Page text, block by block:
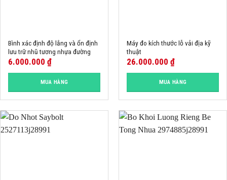
Bình xác định độ lắng và ổn định
lưu trữ nhũ tương nhựa đường
6.000.000 ₫
MUA HÀNG
Máy đo kích thước lỗ vải địa kỹ
thuật
26.000.000 ₫
MUA HÀNG